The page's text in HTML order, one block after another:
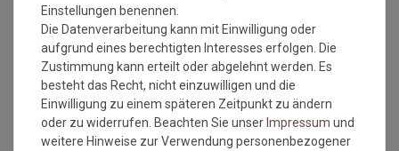
Waschtipps:
Matten, die nicht mehr in die Waschmaschine passen, können
mit einem Dampfstrahler (aus Entfernung) gereinigt werden
oder bei einer Wäscherei abgegeben werden. Ganz wichtig ist
auch, dass man die Matten nicht gefaltet und auch nicht mit
anderen Wäschestücken in die Maschine legt, damit die Matte
nicht mit Knicken wieder aus der Maschine kommt. Dies ist
Einstellungen benennen.
Die Datenverarbeitung kann mit Einwilligung oder
aufgrund eines berechtigten Interesses erfolgen. Die
Zustimmung kann erteilt oder abgelehnt werden. Es
besteht das Recht, nicht einzuwilligen und die
Einwilligung zu einem späteren Zeitpunkt zu ändern
oder zu widerrufen. Beachten Sie unser Impressum und
weitere Hinweise zur Verwendung personenbezogener